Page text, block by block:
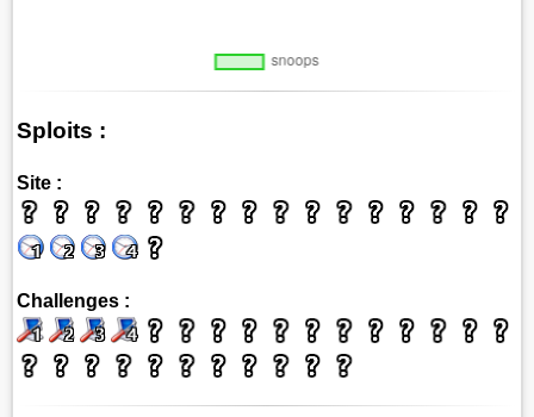
Sploits :
Site :
Challenges :